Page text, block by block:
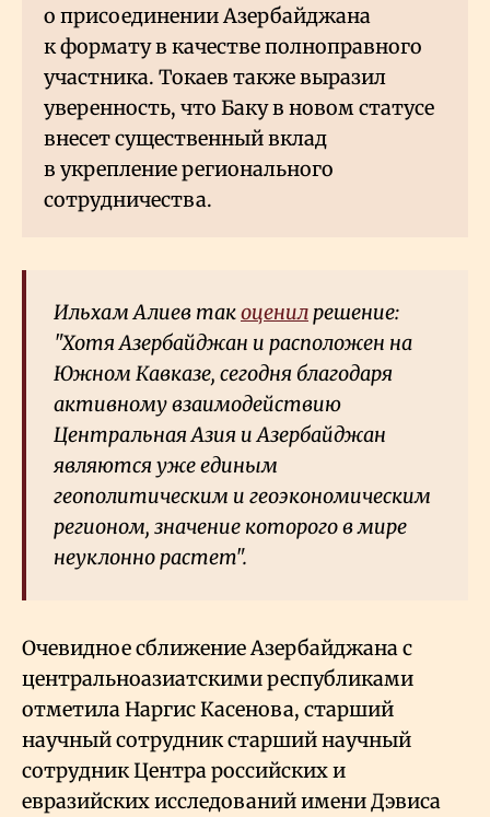
о присоединении Азербайджана
к формату в качестве полноправного
участника. Токаев такжевыразил
уверенность, что Баку в новом статусе
внесет существенный вклад
в укрепление регионального
сотрудничества.
Ильхам Алиев такоценил решение:
"Хотя Азербайджан и расположен на
Южном Кавказе, сегодня благодаря
активному взаимодействию
Центральная Азия и Азербайджан
являются уже единым
геополитическим и геоэкономическим
регионом, значение которого в мире
неуклонно растет".
Очевидное сближение Азербайджана с
центральноазиатскими республиками
отметила Наргис Касенова, старший
научный сотрудник старший научный
сотрудник Центра российских и
евразийских исследований имени Дэвиса